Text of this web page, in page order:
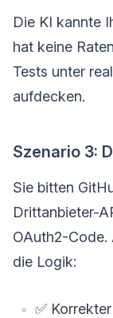
Die KI kannte
hat keine
Tests unter
aufdecken.
Szenario 3:
Sie bitten
Drittanbieter-
OAuth2-
die Logik:
✅